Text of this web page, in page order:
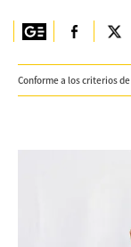
Conforme a los criterios de